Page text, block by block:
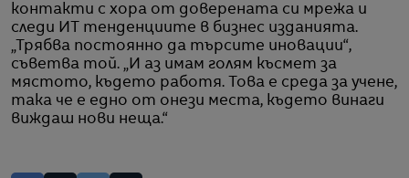
контакти с хора от доверената си мрежа и
следи ИТ тенденциите в бизнес изданията.
„Трябва постоянно да търсите иновации“,
съветва той. „И аз имам голям късмет за
мястото, където работя. Това е среда за учене,
така че е едно от онези места, където винаги
виждаш нови неща.“